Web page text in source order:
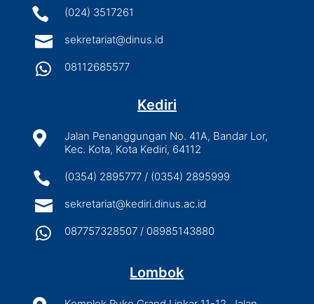
 (024) 3517261
 sekretariat@dinus.id
 08112685577
Kediri

Jalan Penanggungan No. 41A, Bandar Lor,
Kec. Kota, Kota Kediri, 64112
 (0354) 2895777 / (0354) 2895999
 sekretariat@kediri.dinus.ac.id
 087757328507 / 08985143880
Lombok